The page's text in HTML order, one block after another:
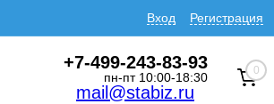
Вход Регистрация
+7-499-243-83-93
пн-пт 10:00-18:30
mail@stabiz.ru
0